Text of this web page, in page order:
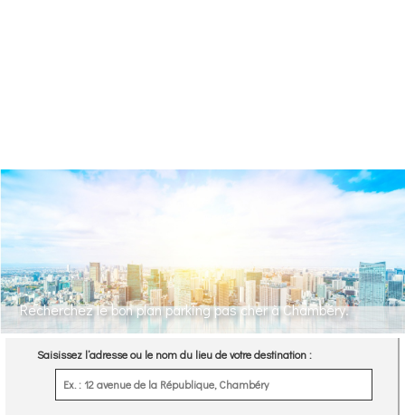
Recherchez le bon plan parking pas cher à Chambéry.
Saisissez l’adresse ou le nom du lieu de votre destination :